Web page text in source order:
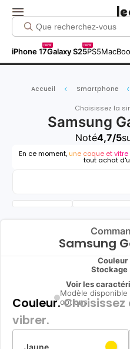
iPhone 17
new
Galaxy S25
new
PS5
Accueil Smartphone
Choisissez la
Samsung
Noté4,7/5
En ce moment, une coque et
tout achat
Samsung
Couleur
Stockage
Voir les
Modèle disponible
options
Couleur.Choisissez
vibrer.
Jaune